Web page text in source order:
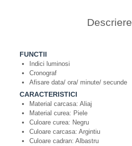
Descriere
FUNCTII
Indici luminosi
Cronograf
Afisare data/ ora/ minute/ secunde
CARACTERISTICI
Material carcasa: Aliaj
Material curea: Piele
Culoare curea: Negru
Culoare carcasa: Argintiu
Culoare cadran: Albastru